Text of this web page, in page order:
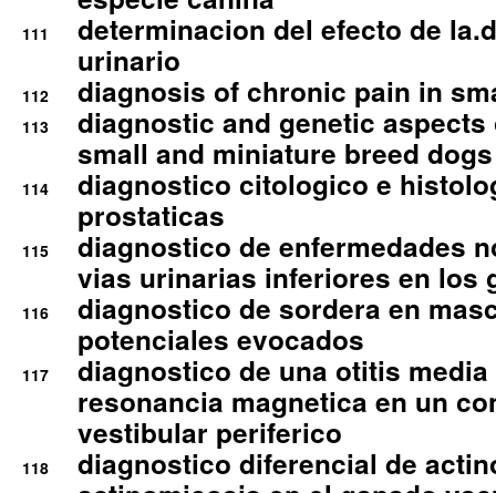
111
determinacion del efecto de
urinario
112 diagnosis of chronic pain in
113
diagnostic and genetic
small and miniature breed
114
diagnostico citologico e
prostaticas
115
diagnostico de enfermedades
vias urinarias inferiores en los
116
diagnostico de sordera en
potenciales evocados
117
diagnostico de una otitis
resonancia magnetica en un
vestibular periferico
118
diagnostico diferencial de